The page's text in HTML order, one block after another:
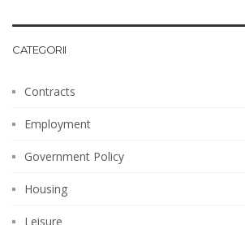
CATEGORII
Contracts
Employment
Government Policy
Housing
Leisure